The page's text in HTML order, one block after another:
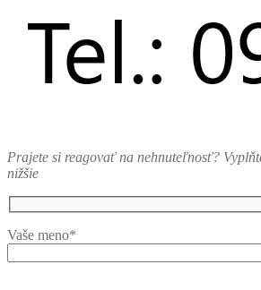
Prajete si reagovať na nehnuteľnosť?
nižšie
Vaše meno*